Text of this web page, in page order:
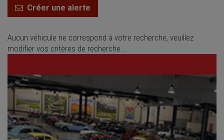
Créer une alerte
Aucun véhicule ne correspond à votre recherche, veuillez
modifier vos critères de recherche...